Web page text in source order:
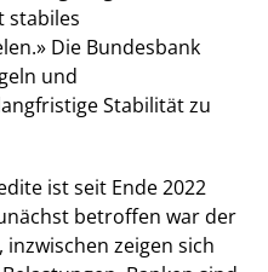
stabiles
Die Bundesbank
und
Stabilität zu
ist seit Ende 2022
betroffen war der
zeigen sich